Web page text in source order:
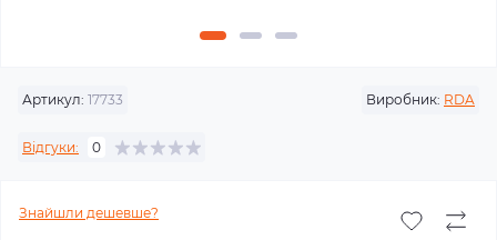
Артикул: 17733 Виробник: RDA
Відгуки: 0
Знайшли дешевше?